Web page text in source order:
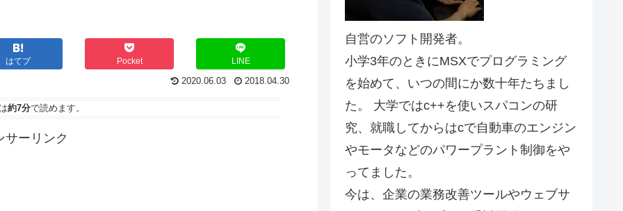
はてブ Pocket LINE
2020.06.03 2018.04.30
約7分で読めます。
サーリンク
自営のソフト開発者。
小学3年のときにMSXでプログラミング
を始めて、いつの間にか数十年たちまし
た。 大学ではc++を使いスパコンの研
究、就職してからはcで自動車のエンジン
やモータなどのパワープラント制御をや
ってました。
今は、企業の業務改善ツールやウェブサ